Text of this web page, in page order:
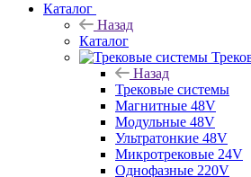
Каталог
Назад
Каталог
Назад
Трековые системы
Магнитные 48V
Модульные 48V
Ультратонкие 48V
Микротрековые 24V
Однофазные 220V